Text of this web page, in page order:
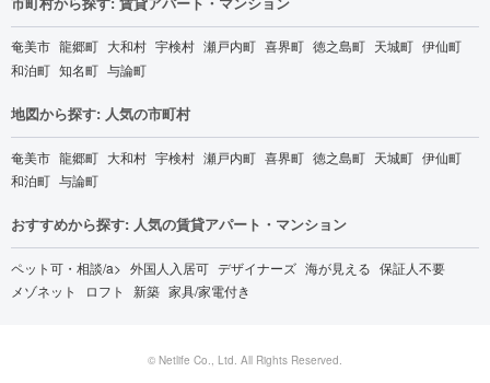
奄美市 龍郷町 大和村 宇検村 瀬戸内町 喜界町 徳之島町 天城町 伊仙町
和泊町 知名町 与論町
地図から探す: 人気の市町村
奄美市 龍郷町 大和村 宇検村 瀬戸内町 喜界町 徳之島町 天城町 伊仙町
和泊町 与論町
おすすめから探す: 人気の賃貸アパート・マンション
ペット可・相談/a> 外国人入居可 デザイナーズ 海が見える 保証人不要
メゾネット
ロフト 新築 家具/家電付き
© Netlife Co., Ltd. All Rights Reserved.